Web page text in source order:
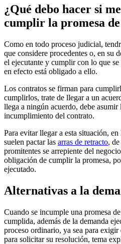
¿Qué debo hacer si
cumplir la promesa
Como en todo proceso judicial,
que considere procedentes o, en su
el ejecutante y cumplir con lo que
en efecto está obligado a ello.
Los contratos se firman para
cumplirlos, trate de llegar a un
llega a ningún acuerdo, debe asumir
incumplimiento del contrato.
Para evitar llegar a esta situación,
suelen pactar las arras de retracto,
promitentes se arrepiente del
obligación de cumplir la promesa,
ejecutado.
Alternativas a la
Cuando se incumple una promesa
cumplida, además de la demanda
proceso ordinario, ya sea para
para solicitar su resolución, tema